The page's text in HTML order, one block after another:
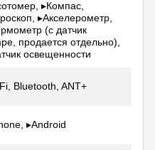
▸Компас,
▸Акселерометр,
(с датчик
продается отдельно),
освещенности
Bluetooth, ANT+
▸Android